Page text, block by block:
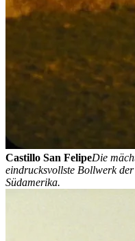
Castillo San FelipeDie
eindrucksvollste Bollwerk
Südamerika.